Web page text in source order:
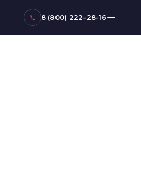
8 (800) 222-28-16